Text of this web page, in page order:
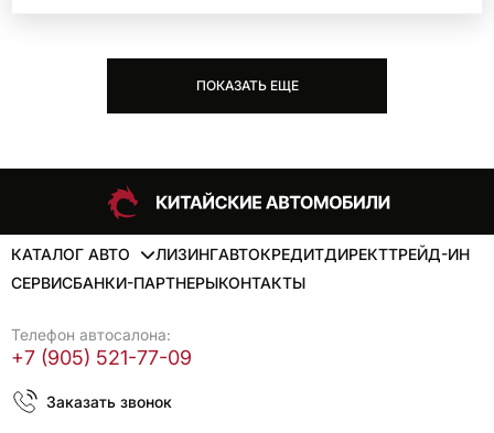
ПОКАЗАТЬ ЕЩЕ
КАТАЛОГ АВТО ЛИЗИНГАВТОКРЕДИТДИРЕКТТРЕЙД-ИН
СЕРВИСБАНКИ-ПАРТНЕРЫКОНТАКТЫ
Телефон автосалона:
+7 (905) 521-77-09
Заказать звонок